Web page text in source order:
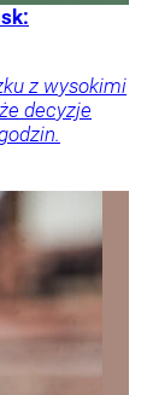
z wysokimi
decyzje